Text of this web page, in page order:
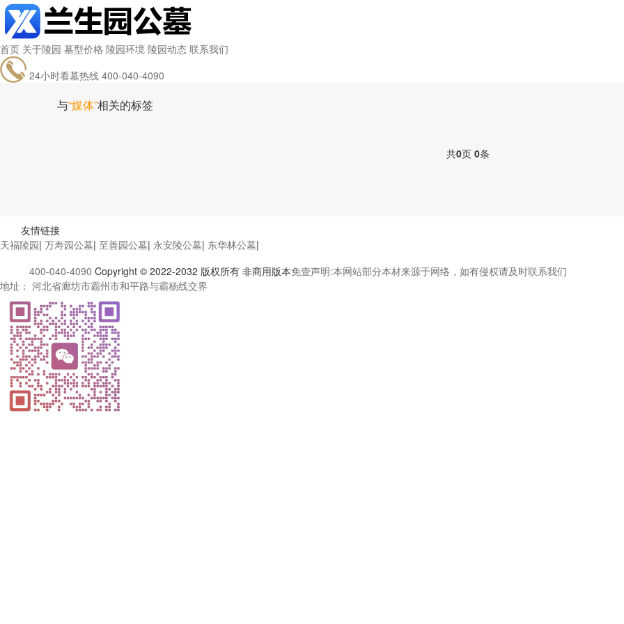
首页 关于陵园 墓型价格 陵园环境 陵园动态 联系我们
24小时看墓热线 400-040-4090
与“媒体”相关的标签
共0页 0条
友情链接
天福陵园| 万寿园公墓| 至善园公墓| 永安陵公墓| 东华林公墓|
400-040-4090 Copyright © 2022-2032 版权所有 非商用版本免壹声明:本网站部分本材来源于网络，如有侵权请及时联系我们
地址： 河北省廊坊市霸州市和平路与霸杨线交界